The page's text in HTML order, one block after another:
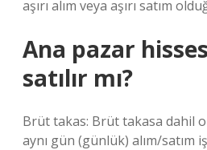
aşırı alım veya aşırı satım
Ana pazar
satılır mı?
Brüt takas: Brüt takasa dahil
aynı gün (günlük) alım/satım